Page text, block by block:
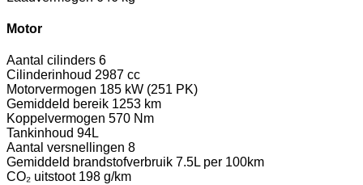
Motor
Aantal cilinders 6
Cilinderinhoud 2987 cc
Motorvermogen 185 kW (251 PK)
Gemiddeld bereik 1253 km
Koppelvermogen 570 Nm
Tankinhoud 94L
Aantal versnellingen 8
Gemiddeld brandstofverbruik 7.5L per 100km
CO₂ uitstoot 198 g/km